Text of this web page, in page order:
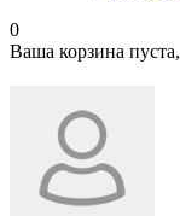
0
Ваша корзина пуста,